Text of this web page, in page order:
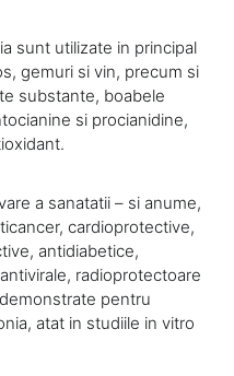
sunt utilizate in principal
gemuri si vin, precum si
substante, boabele
si procianidine,
a sanatatii – si anume,
cardioprotective,
antidiabetice,
radioprotectoare
pentru
atat in ​​studiile in vitro